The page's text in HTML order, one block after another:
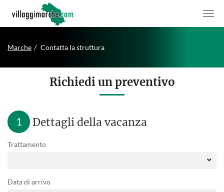
Marche Contatta la struttura
Richiedi un preventivo
1 Dettagli della vacanza
Trattamento
Data di arrivo